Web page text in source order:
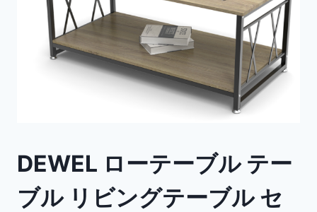
DEWEL ローテーブル テー
ブル リビングテーブル セ